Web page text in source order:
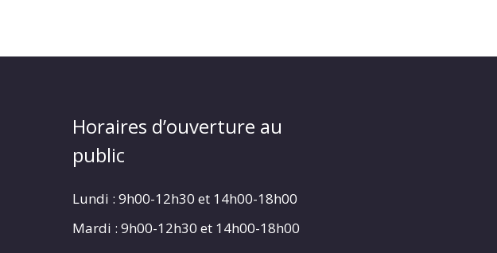
Horaires d’ouverture au
public
Lundi : 9h00-12h30 et 14h00-18h00
Mardi : 9h00-12h30 et 14h00-18h00